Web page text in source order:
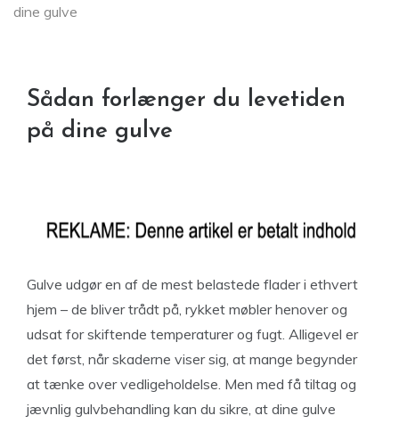
dine gulve
Sådan forlænger du levetiden
på dine gulve
Gulve udgør en af de mest belastede flader i ethvert
hjem – de bliver trådt på, rykket møbler henover og
udsat for skiftende temperaturer og fugt. Alligevel er
det først, når skaderne viser sig, at mange begynder
at tænke over vedligeholdelse. Men med få tiltag og
jævnlig gulvbehandling kan du sikre, at dine gulve